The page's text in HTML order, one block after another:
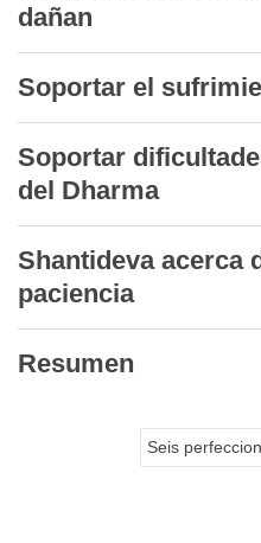
dañan
Soportar el
Soportar
del Dharma
Shantideva acerca
paciencia
Resumen
Seis